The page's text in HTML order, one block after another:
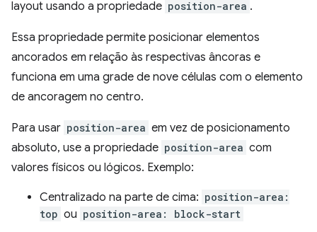
layout usando a propriedade position-area .
Essa propriedade permite posicionar elementos
ancorados em relação às respectivas âncoras e
funciona em uma grade de nove células com o elemento
de ancoragem no centro.
Para usar position-area em vez de posicionamento
absoluto, use a propriedade position-area com
valores físicos ou lógicos. Exemplo:
Centralizado na parte de cima: position-area:
top ou position-area: block-start